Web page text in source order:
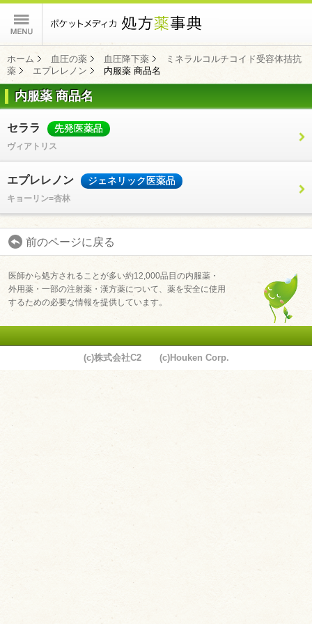
ポケットメディカ
ホーム 血圧の薬 血圧降下薬
ミネラルコルチコイド受容体拮抗
薬
エプレレノン 内服薬 商品名
内服薬 商品名
セララ 先発医薬品
ヴィアトリス
エプレレノン ジェネリック医薬品
キョーリン=杏林
前のページに戻る
医師から処方されることが多い約12,000品目の内服薬・
外用薬・一部の注射薬・漢方薬について、薬を安全に使用
するための必要な情報を提供しています。
(c)株式会社C2 (c)Houken Corp.